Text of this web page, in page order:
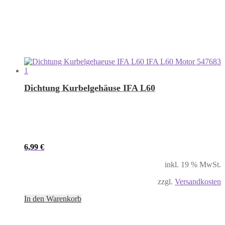
Dichtung Kurbelgehäuse IFA L60
6,99 €
inkl. 19 % MwSt.
zzgl. Versandkosten
In den Warenkorb